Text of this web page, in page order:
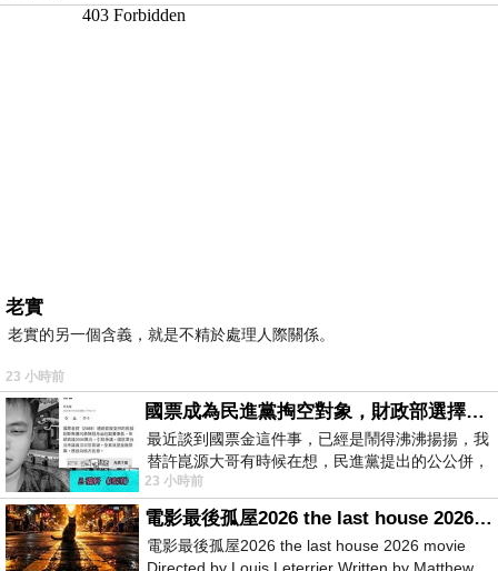
老實
老實的另一個含義，就是不精於處理人際關係。
23 小時前
國票成為民進黨掏空對象，財政部選擇性失憶
最近談到國票金這件事，已經是鬧得沸沸揚揚，我
替許崑源大哥有時候在想，民進黨提出的公公併，
其實就是想要國庫通黨庫，鬧出最大的醜
23 小時前
電影最後孤屋2026 the last house 2026 movie
電影最後孤屋2026 the last house 2026 movie